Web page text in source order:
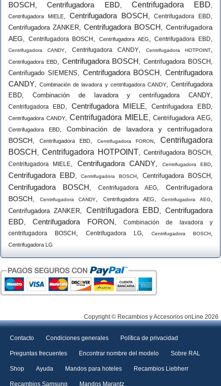
BOSCH ,Centrifugadora EBD, Centrifugadora EBD
Centrifugadora MIELE,Centrifugadora BOSCH ,Centrifugadora EBD
Centrifugadora ZANKER Centrifugadora BOSCH
Centrifugadora
AEG
Centrifugadora BOSCH ,Centrifugadora AEG ,Centrifugadora EBD
Centrifugadora CANDY Centrifugadora CANDY Centrifugadora HOTPOINT
Centrifugadora EBD, Centrifugadora BOSCH ,Centrifugadora BOSCH
Centrifugado SIEMENS Centrifugadora BOSCH
Centrifugadora
CANDY ,Combinación de lavadora y centrifugadora CANDY,Centrifugadora
EBD
Combinación de lavadora y centrifugadora CANDY
Centrifugadora EBD, Centrifugadora MIELE ,Centrifugadora EBD
Centrifugadora CANDY,Centrifugadora MIELE ,Centrifugadora AEG
Centrifugadora EBD,Combinación de lavadora y centrifugadora
BOSCH
Centrifugadora EBD Centrifugadora FORON
Centrifugadora
BOSCH
,Centrifugadora HOTPOINT, Centrifugadora BOSCH
Centrifugadora MIELE Centrifugadora CANDY Centrifugadora EBD
Centrifugadora EBD ,Centrifugadora BOSCH, Centrifugadora BOSCH
Centrifugadora BOSCH Centrifugadora AEG
Centrifugadora
BOSCH
Centrifugadora CANDY ,Centrifugadora AEG ,Centrifugadora AEG
Centrifugadora ZANKER Centrifugadora EBD
Centrifugadora
EBD ,Centrifugadora FORON ,Combinación de lavadora y
centrifugadora BOSCH
Centrifugadora LG Centrifugadora BOSCH
Centrifugadora LG
Copyright © Recambios y Accesorios onLine 2026
Contacto Condiciones generales Política de privacidad
Preguntas frecuentes Encontrar nombre del modelo Sobre RAL
Shop Ayuda Mandos para hoteles Recambios Liebherr
Recambios Samsung Mandos Marantz